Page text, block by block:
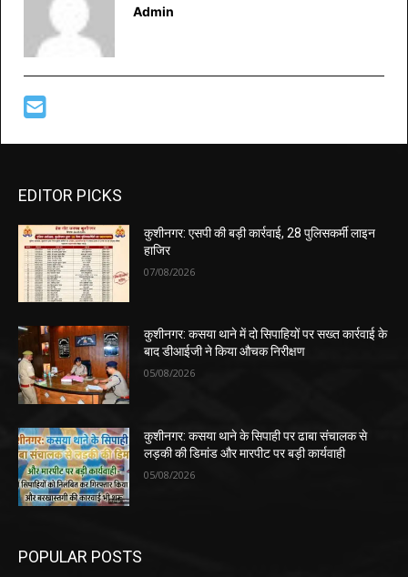
Admin
EDITOR PICKS
कुशीनगर: एसपी की बड़ी कार्रवाई, 28 पुलिसकर्मी लाइन
हाजिर
07/08/2026
कुशीनगर: कसया थाने में दो सिपाहियों पर सख्त कार्रवाई के
बाद डीआईजी ने किया औचक निरीक्षण
05/08/2026
कुशीनगर: कसया थाने के सिपाही पर ढाबा संचालक से
लड़की की डिमांड और मारपीट पर बड़ी कार्यवाही
05/08/2026
POPULAR POSTS